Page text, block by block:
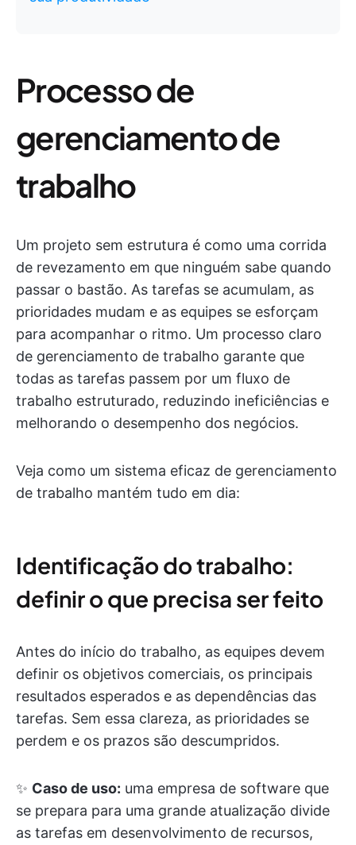
Processo de
gerenciamento de
trabalho
Um projeto sem estrutura é como uma corrida
de revezamento em que ninguém sabe quando
passar o bastão. As tarefas se acumulam, as
prioridades mudam e as equipes se esforçam
para acompanhar o ritmo. Um processo claro
de gerenciamento de trabalho garante que
todas as tarefas passem por um fluxo de
trabalho estruturado, reduzindo ineficiências e
melhorando o desempenho dos negócios.
Veja como um sistema eficaz de gerenciamento
de trabalho mantém tudo em dia:
Identificação do trabalho:
definir o que precisa ser feito
Antes do início do trabalho, as equipes devem
definir os objetivos comerciais, os principais
resultados esperados e as dependências das
tarefas. Sem essa clareza, as prioridades se
perdem e os prazos são descumpridos.
✨ Caso de uso: uma empresa de software que
se prepara para uma grande atualização divide
as tarefas em desenvolvimento de recursos,